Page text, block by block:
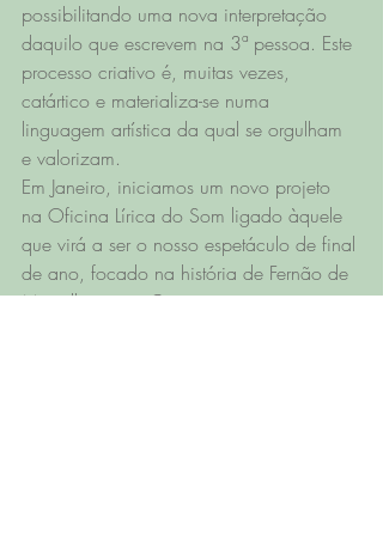
possibilitando uma nova interpretação
daquilo que escrevem na 3ª pessoa. Este
processo criativo é, muitas vezes,
catártico e materializa-se numa
linguagem artística da qual se orgulham
e valorizam.
Em Janeiro, iniciamos um novo projeto
na Oficina Lírica do Som ligado àquele
que virá a ser o nosso espetáculo de final
de ano, focado na história de Fernão de
Magalhães e a Circum-navegação.